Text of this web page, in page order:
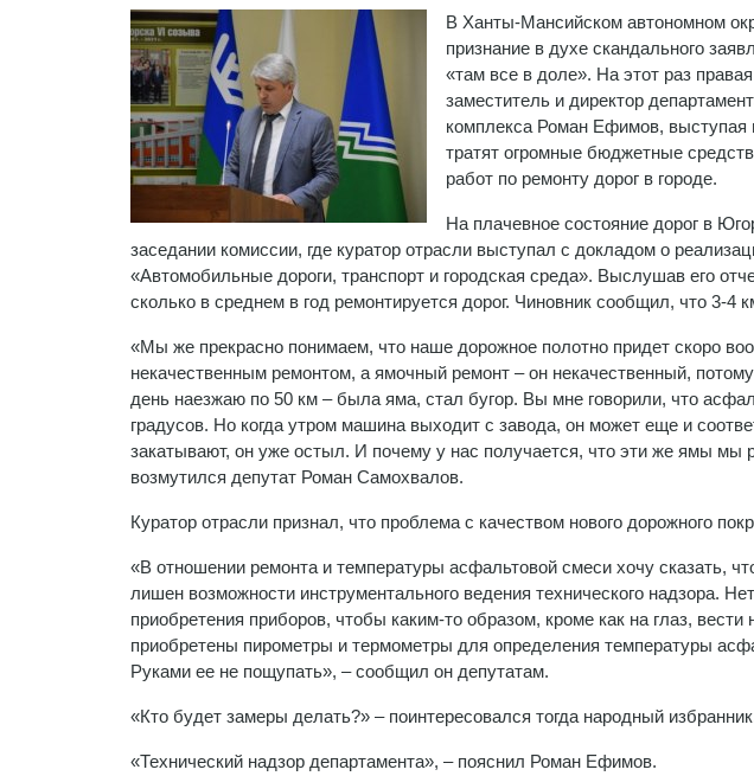
В Ханты-Мансийском автономном
признание в духе скандального
«там все в доле». На этот раз
заместитель и директор
комплекса Роман Ефимов, выступая
тратят огромные бюджетные
работ по ремонту дорог в городе.
На плачевное состояние дорог в
заседании комиссии, где куратор отрасли выступал с докладом о
«Автомобильные дороги, транспорт и городская среда». Выслушав его
сколько в среднем в год ремонтируется дорог. Чиновник сообщил, что 3-4
«Мы же прекрасно понимаем, что наше дорожное полотно придет скоро
некачественным ремонтом, а ямочный ремонт – он некачественный,
день наезжаю по 50 км – была яма, стал бугор. Вы мне говорили, что
градусов. Но когда утром машина выходит с завода, он может еще и
закатывают, он уже остыл. И почему у нас получается, что эти же ямы мы
возмутился депутат Роман Самохвалов.
Куратор отрасли признал, что проблема с качеством нового дорожного
«В отношении ремонта и температуры асфальтовой смеси хочу сказать,
лишен возможности инструментального ведения технического надзора.
приобретения приборов, чтобы каким-то образом, кроме как на глаз,
приобретены пирометры и термометры для определения температуры
Руками ее не пощупать», – сообщил он депутатам.
«Кто будет замеры делать?» – поинтересовался тогда народный
«Технический надзор департамента», – пояснил Роман Ефимов.